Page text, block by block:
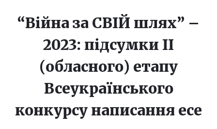
“Війна за СВІЙ шлях” –
2023: підсумки ІІ
(обласного) етапу
Всеукраїнського
конкурсу написання есе